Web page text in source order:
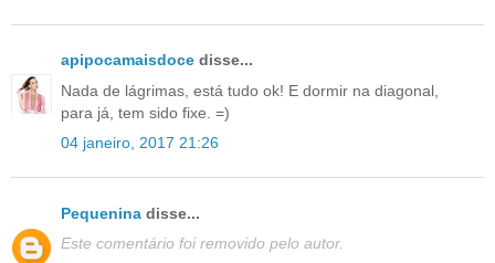
apipocamaisdoce disse...
Nada de lágrimas, está tudo ok! E dormir na diagonal,
para já, tem sido fixe. =)
04 janeiro, 2017 21:26
Pequenina disse...
Este comentário foi removido pelo autor.